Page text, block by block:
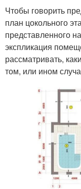
Чтобы говорить
план цокольного
представленного
экспликация
рассматривать,
том, или ином